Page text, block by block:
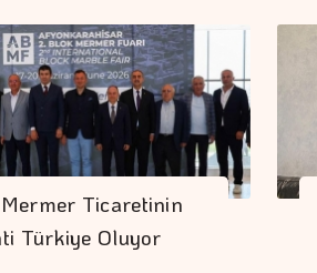
Ticaretinin
Türkiye Oluyor